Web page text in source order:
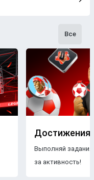
Все
Достижения
Выполняй
за активность!